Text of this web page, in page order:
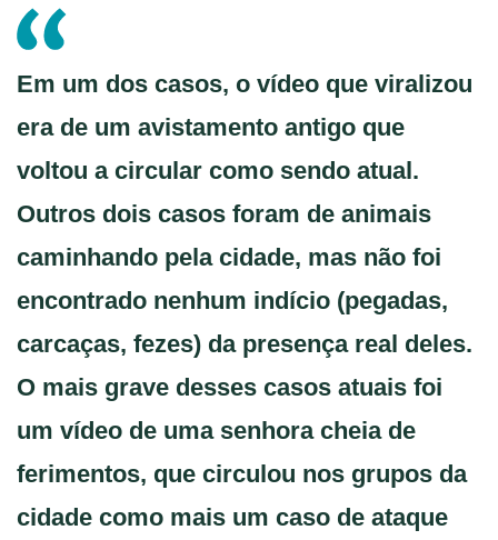
Em um dos casos, o vídeo que viralizou
era de um avistamento antigo que
voltou a circular como sendo atual.
Outros dois casos foram de animais
caminhando pela cidade, mas não foi
encontrado nenhum indício (pegadas,
carcaças, fezes) da presença real deles.
O mais grave desses casos atuais foi
um vídeo de uma senhora cheia de
ferimentos, que circulou nos grupos da
cidade como mais um caso de ataque